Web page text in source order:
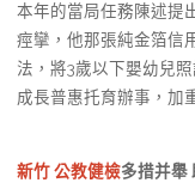
本年的當局任務陳述提
痙攣，他那張純金箔信
法，將3歲以下嬰幼兒
成長普惠托育辦事，加
新竹 公教健檢多措并舉